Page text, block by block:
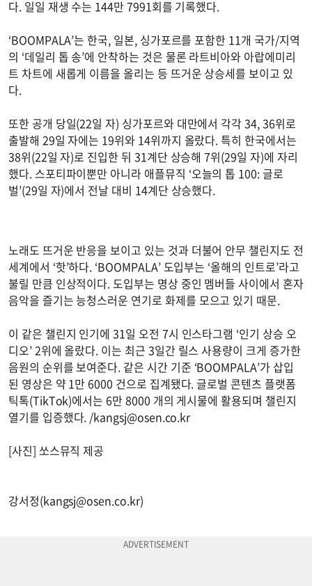
다. 일일 재생 수는 144만 7991회를 기록했다.
‘BOOMPALA’는 한국, 일본, 싱가포르를 포함한 11개 국가/지역
의 ‘데일리 톱 송’에 안착하는 것은 물론 라트비아와 아랍에미리
트 차트에 새롭게 이름을 올리는 등 뜨거운 상승세를 보이고 있
다.
또한 공개 당일(22일 자) 싱가포르와 대만에서 각각 34, 36위로
출발해 29일 자에는 19위와 14위까지 올랐다. 특히 한국에서는
38위(22일 자)로 진입한 뒤 31계단 상승해 7위(29일 자)에 자리
했다. 스포티파이뿐만 아니라 애플뮤직 ‘오늘의 톱 100: 글로
벌’(29일 자)에서 전날 대비 14계단 상승했다.
노래도 뜨거운 반응을 보이고 있는 것과 더불어 안무 챌린지도 전
세계에서 ‘핫’하다. ‘BOOMPALA’ 도입부는 ‘올해의 인트로’라고
불릴 만큼 인상적이다. 도입부는 명상 중인 멤버들 사이에서 혼자
음악을 즐기는 능청스러운 연기로 화제를 모으고 있기 때문.
이 같은 챌린지 인기에 31일 오전 7시 인스타그램 ‘인기 상승 오
디오’ 2위에 올랐다. 이는 최근 3일간 릴스 사용량이 크게 증가한
음원의 순위를 보여준다. 같은 시간 기준 ‘BOOMPALA’가 삽입
된 영상은 약 1만 6000 건으로 집계됐다. 글로벌 콘텐츠 플랫폼
틱톡(TikTok)에서는 6만 8000 개의 게시물에 활용되며 챌린지
열기를 입증했다. /kangsj@osen.co.kr
[사진] 쏘스뮤직 제공
강서정(kangsj@osen.co.kr)